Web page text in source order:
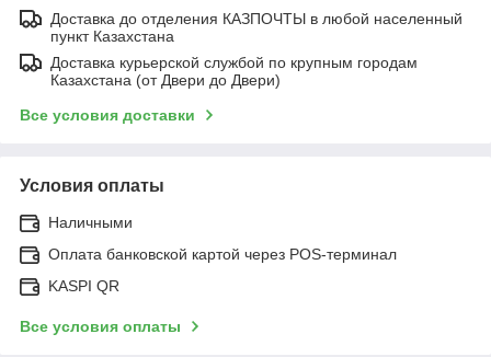
Доставка до отделения КАЗПОЧТЫ в любой населенный
пункт Казахстана
Доставка курьерской службой по крупным городам
Казахстана (от Двери до Двери)
Все условия доставки
Условия оплаты
Наличными
Оплата банковской картой через POS-терминал
KASPI QR
Все условия оплаты